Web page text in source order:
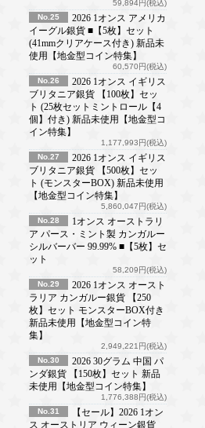
59,894円(税込)
No.25
2026 1オンス アメリカ
イーグル銀貨 ■【5枚】セット
(41mmクリアケース付き) 新品未
使用【地金型コイン特集】
60,570円(税込)
No.26
2026 1オンス イギリス
ブリタニア銀貨 【100枚】セッ
ト (25枚セットミントロール【4
個】付き) 新品未使用【地金型コ
イン特集】
1,177,993円(税込)
No.27
2026 1オンス イギリス
ブリタニア銀貨 【500枚】セッ
ト (モンスターBOX) 新品未使用
【地金型コイン特集】
5,860,047円(税込)
No.28
1オンス オーストラリ
ア パース・ミント製 カンガルー
シルバーバー 99.99% ■【5枚】セ
ット
58,209円(税込)
No.29
2026 1オンス オースト
ラリア カンガルー銀貨 【250
枚】セット モンスターBOX付き
新品未使用【地金型コイン特
集】
2,949,221円(税込)
No.30
2026 30グラム 中国 パ
ンダ銀貨 【150枚】セット 新品
未使用【地金型コイン特集】
1,776,388円(税込)
No.31
【セール】2026 1オン
ス オーストリア ウィーン銀貨